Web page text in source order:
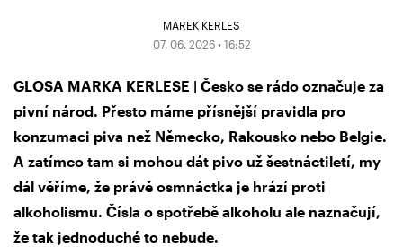
MAREK KERLES
07. 06. 2026 • 16:52
GLOSA MARKA KERLESE | Česko se rádo označuje za
pivní národ. Přesto máme přísnější pravidla pro
konzumaci piva než Německo, Rakousko nebo Belgie.
A zatímco tam si mohou dát pivo už šestnáctiletí, my
dál věříme, že právě osmnáctka je hrází proti
alkoholismu. Čísla o spotřebě alkoholu ale naznačují,
že tak jednoduché to nebude.